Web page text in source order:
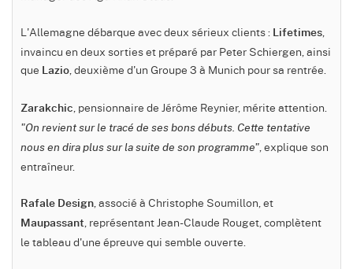
L'Allemagne débarque avec deux sérieux clients : Lifetimes,
invaincu en deux sorties et préparé par Peter Schiergen, ainsi
que Lazio, deuxième d'un Groupe 3 à Munich pour sa rentrée.
Zarakchic, pensionnaire de Jérôme Reynier, mérite attention.
"On revient sur le tracé de ses bons débuts. Cette tentative
nous en dira plus sur la suite de son programme", explique son
entraîneur.
Rafale Design, associé à Christophe Soumillon, et
Maupassant, représentant Jean-Claude Rouget, complètent
le tableau d'une épreuve qui semble ouverte.